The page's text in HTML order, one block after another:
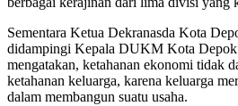
Sementara Ketua Dekranasda Kota
didampingi Kepala DUKM Kota
mengatakan, ketahanan ekonomi tidak
ketahanan keluarga, karena keluarga
dalam membangun suatu usaha.